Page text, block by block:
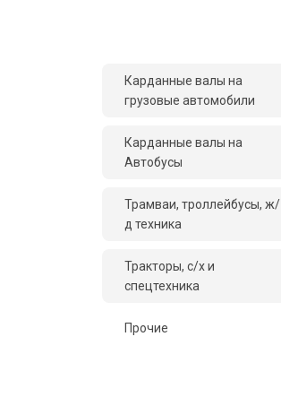
Карданные валы на
грузовые автомобили
Карданные валы на
Автобусы
Трамваи, троллейбусы, ж/
д техника
Тракторы, с/x и
спецтехника
Прочие